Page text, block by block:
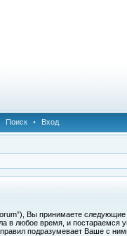
Поиск • Вход
Вы принимаете
в любое время, и
подразумевает Ваше с